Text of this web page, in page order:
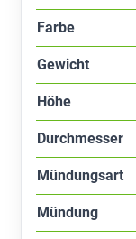
Farbe
Gewicht
Höhe
Durchmesser
Mündungsart
Mündung